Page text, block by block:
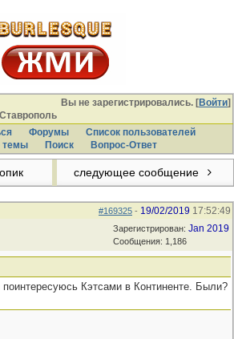
Вы не зарегистрировались. [Войти]
Форумы
Список пользователей
темы
Поиcк Вопрос-Ответ
следующее сообщение
#169325 - 19/02/2019 17:52:49
Зарегистрирован: Jan 2019
Сообщения: 1,186
поинтересуюсь Кэтсами в Континенте. Были?